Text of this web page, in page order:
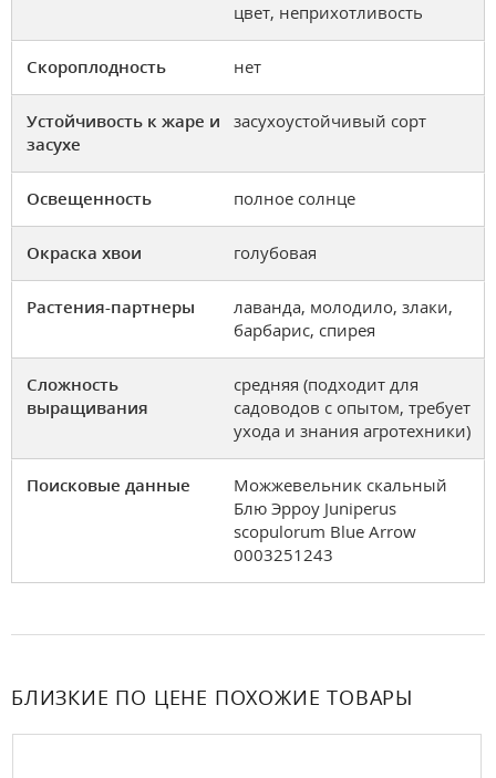
цвет, неприхотливость
Скороплодность нет
Устойчивость к жаре и
засухе
засухоустойчивый сорт
Освещенность полное солнце
Окраска хвои голубовая
Растения-партнеры
лаванда, молодило, злаки,
барбарис, спирея
Сложность
выращивания
средняя (подходит для
садоводов с опытом, требует
ухода и знания агротехники)
Поисковые данные
Можжевельник скальный
Блю Эрроу Juniperus
scopulorum Blue Arrow
0003251243
БЛИЗКИЕ ПО ЦЕНЕ ПОХОЖИЕ ТОВАРЫ